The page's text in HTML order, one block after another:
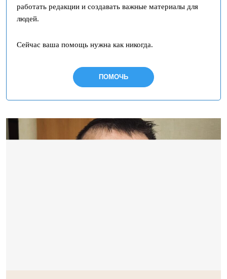
работать редакции и создавать важные материалы для
людей.
Сейчас ваша помощь нужна как никогда.
ПОМОЧЬ